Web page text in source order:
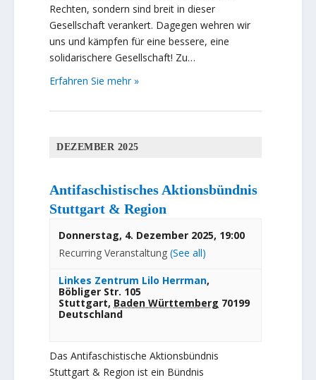
Rechten, sondern sind breit in dieser
Gesellschaft verankert. Dagegen wehren wir
uns und kämpfen für eine bessere, eine
solidarischere Gesellschaft! Zu…
Erfahren Sie mehr »
DEZEMBER 2025
Antifaschistisches Aktionsbündnis
Stuttgart & Region
Donnerstag, 4. Dezember 2025, 19:00
Recurring Veranstaltung(See all)
Linkes Zentrum Lilo Herrman,
Böbliger Str. 105
Stuttgart, Baden Württemberg 70199
Deutschland
Das Antifaschistische Aktionsbündnis
Stuttgart & Region ist ein Bündnis